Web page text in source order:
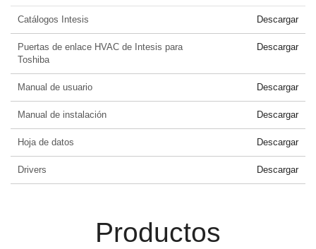
Catálogos Intesis Descargar
Puertas de enlace HVAC de Intesis para
Toshiba
Descargar
Manual de usuario Descargar
Manual de instalación Descargar
Hoja de datos Descargar
Drivers Descargar
Productos